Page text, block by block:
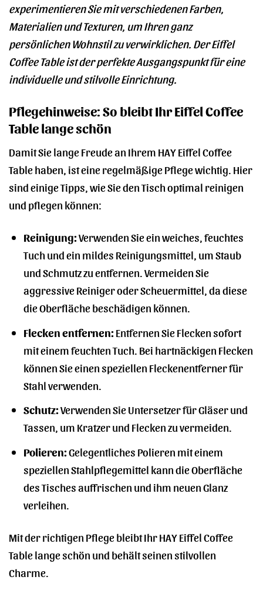
experimentieren Sie mit verschiedenen Farben,
Materialien und Texturen, um Ihren ganz
persönlichen Wohnstil zu verwirklichen. Der Eiffel
Coffee Table ist der perfekte Ausgangspunkt für eine
individuelle und stilvolle Einrichtung.
Pflegehinweise: So bleibt Ihr Eiffel Coffee
Table lange schön
Damit Sie lange Freude an Ihrem HAY Eiffel Coffee
Table haben, ist eine regelmäßige Pflege wichtig. Hier
sind einige Tipps, wie Sie den Tisch optimal reinigen
und pflegen können:
Reinigung:Verwenden Sie ein weiches, feuchtes
Tuch und ein mildes Reinigungsmittel, um Staub
und Schmutz zu entfernen. Vermeiden Sie
aggressive Reiniger oder Scheuermittel, da diese
die Oberfläche beschädigen können.
Flecken entfernen:Entfernen Sie Flecken sofort
mit einem feuchten Tuch. Bei hartnäckigen Flecken
können Sie einen speziellen Fleckenentferner für
Stahl verwenden.
Schutz:Verwenden Sie Untersetzer für Gläser und
Tassen, um Kratzer und Flecken zu vermeiden.
Polieren:Gelegentliches Polieren mit einem
speziellen Stahlpflegemittel kann die Oberfläche
des Tisches auffrischen und ihm neuen Glanz
verleihen.
Mit der richtigen Pflege bleibt Ihr HAY Eiffel Coffee
Table lange schön und behält seinen stilvollen
Charme.